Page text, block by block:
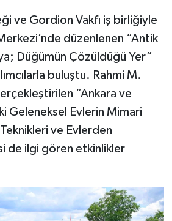
ve Gordion Vakfı iş birliğiyle
düzenlenen “Antik
Düğümün Çözüldüğü Yer”
buluştu. Rahmi M.
“Ankara ve
Geleneksel Evlerin Mimari
Teknikleri ve Evlerden
de ilgi gören etkinlikler